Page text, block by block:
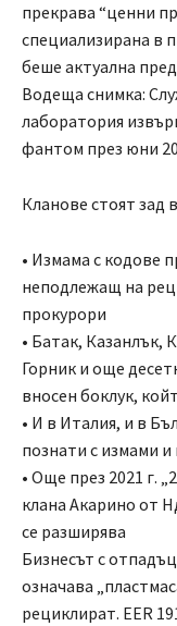
прекрава “ценни
специализирана в
беше актуална
Водеща снимка:
лаборатория
фантом през юни
Кланове стоят зад
• Измама с кодове
неподлежащ на
прокурори
• Батак, Казанлък,
Горник и още
вносен боклук,
• И в Италия, и в
познати с измами
• Още през 2021 г.
клана Акарино от
се разширява
Бизнесът с
означава
рециклират. EER